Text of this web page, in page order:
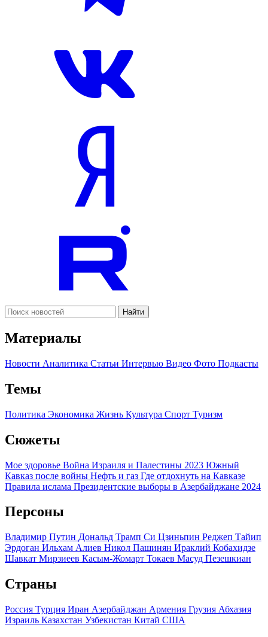
Найти
Материалы
Новости Аналитика Статьи Интервью Видео Фото Подкасты
Темы
Политика Экономика Жизнь Культура Спорт Туризм
Сюжеты
Мое здоровье Война Израиля и Палестины 2023 Южный
Кавказ после войны Нефть и газ Где отдохнуть на Кавказе
Правила ислама Президентские выборы в Азербайджане 2024
Персоны
Владимир Путин Дональд Трамп Си Цзиньпин Реджеп Тайип
Эрдоган Ильхам Алиев Никол Пашинян Ираклий Кобахидзе
Шавкат Мирзиеев Касым-Жомарт Токаев Масуд Пезешкиан
Страны
Россия Турция Иран Азербайджан Армения Грузия Абхазия
Израиль Казахстан Узбекистан Китай США